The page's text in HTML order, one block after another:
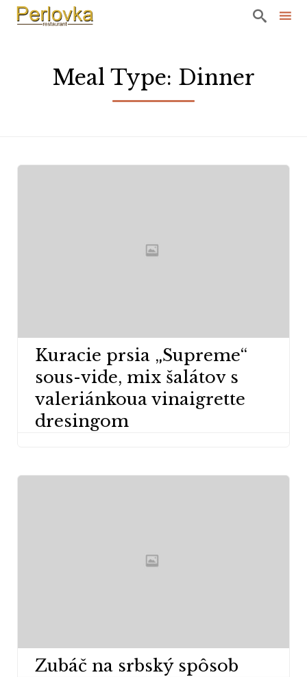

Meal Type: Dinner
Kuracie prsia „Supreme“
sous-vide, mix šalátov s
valeriánkoua vinaigrette
dresingom
Zubáč na srbský spôsob